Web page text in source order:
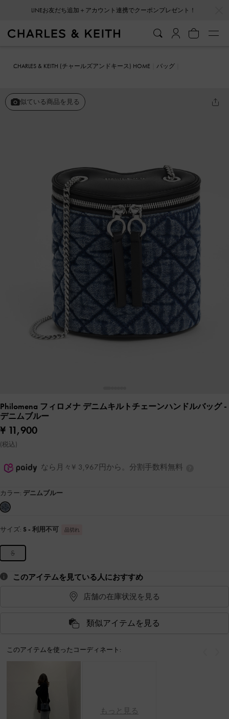
LINEお友だち追加＋アカウント連携でクーポンプレゼント！
CHARLES & KEITH (チャールズアンドキース) HOME
バッグ
似ている商品を見る
Philomena フィロメナ デニムキルトチェーンハンドルバッグ-
デニムブルー
¥ 11,900
(税込)
なら月々¥ 3,967円から。分割手数料無料
カラー: デニムブルー
サイズ: S - 利用不可 品切れ
S
このアイテムを見ている人におすすめ
店舗の在庫状況を見る
類似アイテムを見る
このアイテムを使ったコーディネート:
もっと見る